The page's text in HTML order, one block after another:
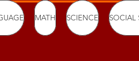
MATH SCIENCE SOCIAL